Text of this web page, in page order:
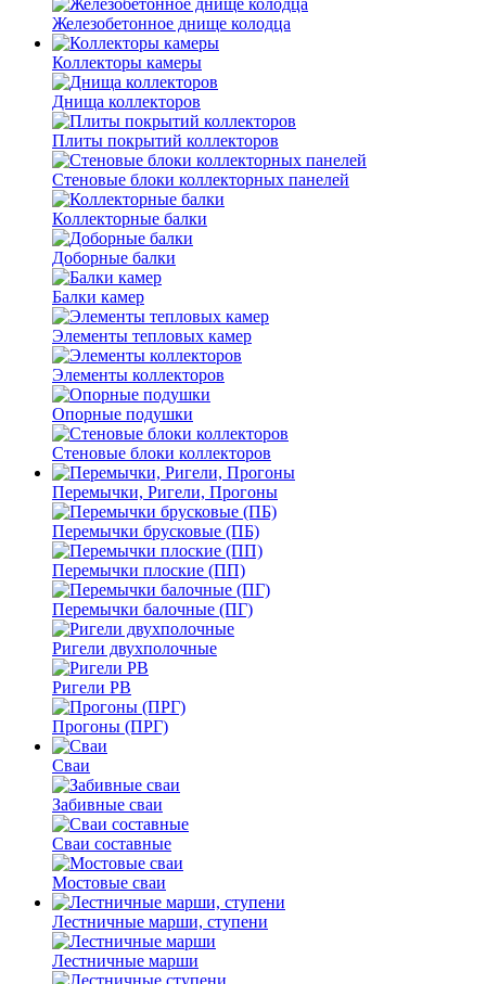
Железобетонное днище колодца
Коллекторы камеры
Днища коллекторов
Плиты покрытий коллекторов
Стеновые блоки коллекторных панелей
Коллекторные балки
Доборные балки
Балки камер
Элементы тепловых камер
Элементы коллекторов
Опорные подушки
Стеновые блоки коллекторов
Перемычки, Ригели, Прогоны
Перемычки брусковые (ПБ)
Перемычки плоские (ПП)
Перемычки балочные (ПГ)
Ригели двухполочные
Ригели РВ
Прогоны (ПРГ)
Сваи
Забивные сваи
Сваи составные
Мостовые сваи
Лестничные марши, ступени
Лестничные марши